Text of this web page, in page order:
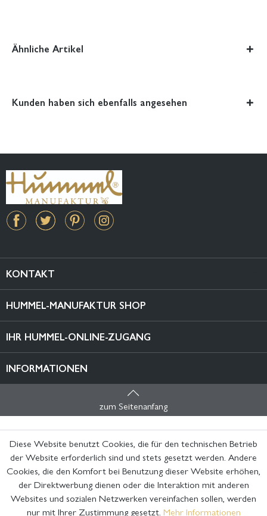
Ähnliche Artikel
Kunden haben sich ebenfalls angesehen
KONTAKT
HUMMEL-MANUFAKTUR SHOP
IHR HUMMEL-ONLINE-ZUGANG
INFORMATIONEN
zum Seitenanfang
Diese Website benutzt Cookies, die für den technischen Betrieb
der Website erforderlich sind und stets gesetzt werden. Andere
Cookies, die den Komfort bei Benutzung dieser Website erhöhen,
der Direktwerbung dienen oder die Interaktion mit anderen
Websites und sozialen Netzwerken vereinfachen sollen, werden
nur mit Ihrer Zustimmung gesetzt. Mehr Informationen